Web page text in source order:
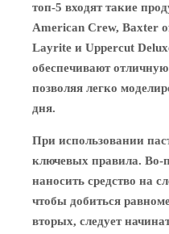
топ-5 входят такие
American Crew, Baxter
Layrite и Uppercut
обеспечивают
позволяя легко
дня.
При использовании
ключевых правила. Во-
наносить средство на
чтобы добиться
вторых, следует